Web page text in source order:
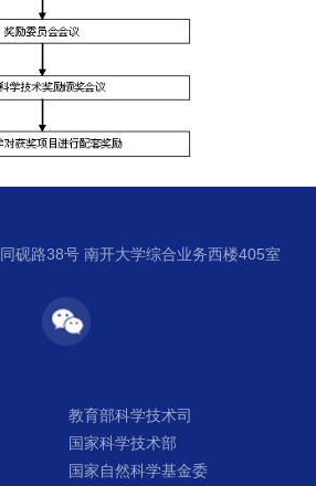
砚路38号 南开大学综合业务西楼405室
教育部科学技术司
国家科学技术部
国家自然科学基金委